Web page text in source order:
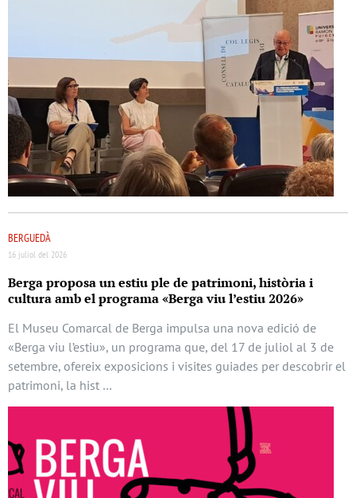
BERGUEDÀ
16 juliol del 2026
Berga proposa un estiu ple de patrimoni, història i
cultura amb el programa «Berga viu l’estiu 2026»
El Museu Comarcal de Berga impulsa una nova edició de
«Berga viu l’estiu», un programa que, del 17 de juliol al 3 de
setembre, ofereix exposicions i visites guiades per descobrir el
patrimoni, la hist …